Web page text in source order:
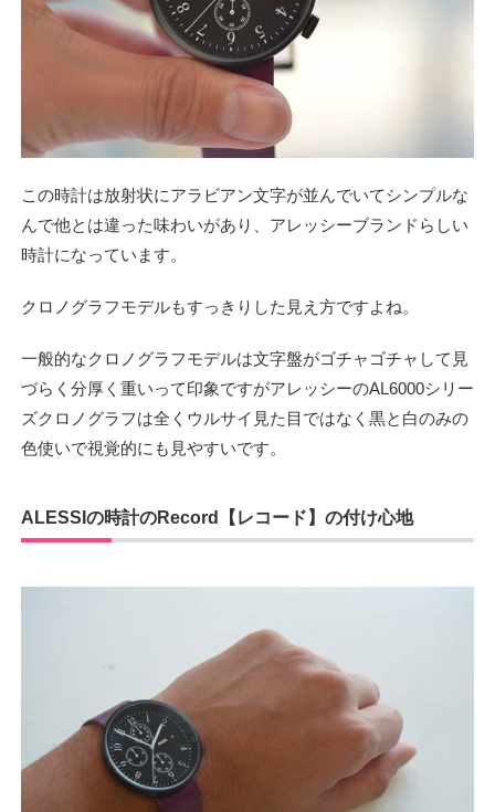
この時計は放射状にアラビアン文字が並んでいてシンプルな
んで他とは違った味わいがあり、アレッシーブランドらしい
時計になっています。
クロノグラフモデルもすっきりした見え方ですよね。
一般的なクロノグラフモデルは文字盤がゴチャゴチャして見
づらく分厚く重いって印象ですがアレッシーのAL6000シリー
ズクロノグラフは全くウルサイ見た目ではなく黒と白のみの
色使いで視覚的にも見やすいです。
ALESSIの時計のRecord【レコード】の付け心地